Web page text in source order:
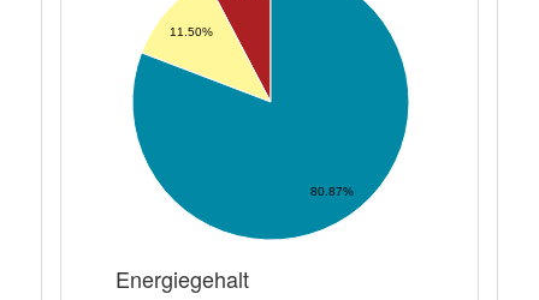
11.50%
80.87%
Energiegehalt